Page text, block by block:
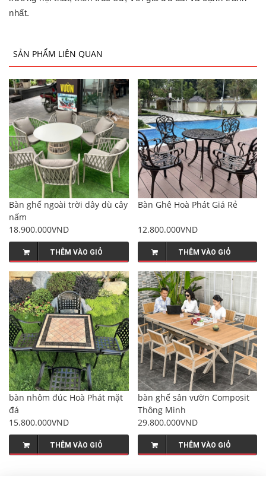
nhất.
SẢN PHẨM LIÊN QUAN
Bàn ghế ngoài trời dây dù cây
nấm
18.900.000VND
THÊM VÀO GIỎ
Bàn Ghê Hoà Phát Giá Rẻ
12.800.000VND
THÊM VÀO GIỎ
bàn nhôm đúc Hoà Phát mặt
đá
15.800.000VND
THÊM VÀO GIỎ
bàn ghế sân vườn Composit
Thông Minh
29.800.000VND
THÊM VÀO GIỎ